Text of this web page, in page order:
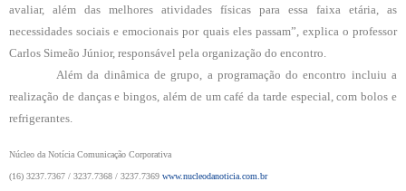
avaliar, além das melhores atividades físicas para essa faixa etária, as
necessidades sociais e emocionais por quais eles passam”, explica o professor
Carlos Simeão Júnior, responsável pela organização do encontro.
Além da dinâmica de grupo, a programação do encontro incluiu a
realização de danças e bingos, além de um café da tarde especial, com bolos e
refrigerantes.
Núcleo da Notícia Comunicação Corporativa
(16) 3237.7367 / 3237.7368 / 3237.7369 www.nucleodanoticia.com.br